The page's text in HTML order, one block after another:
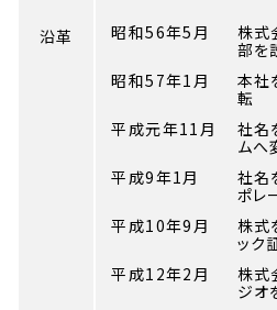
沿革 昭和56年5月
株式
部を
昭和57年1月
本社
転
平成元年11月
社名
ムへ
平成9年1月
社名
ポレ
平成10年9月
株式
ック
平成12年2月
株式
ジオ